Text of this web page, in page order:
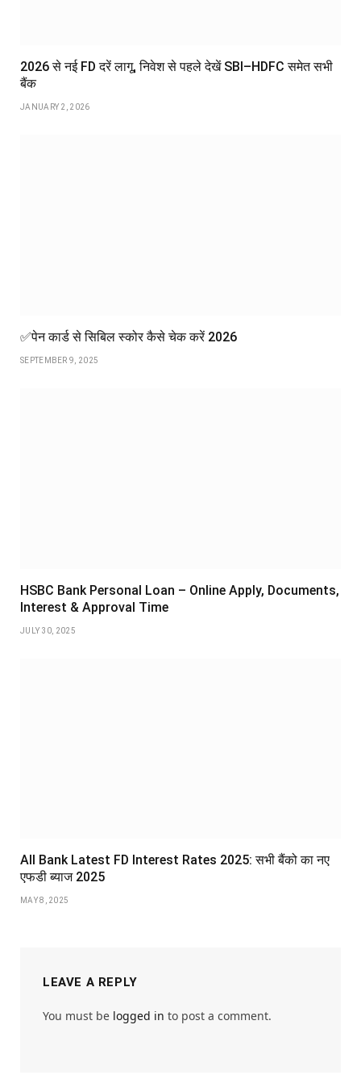
2026 से नई FD दरें लागू, निवेश से पहले देखें SBI–HDFC समेत सभी
बैंक
JANUARY 2, 2026
✅पेन कार्ड से सिबिल स्कोर कैसे चेक करें 2026
SEPTEMBER 9, 2025
HSBC Bank Personal Loan – Online Apply, Documents,
Interest & Approval Time
JULY 30, 2025
All Bank Latest FD Interest Rates 2025: सभी बैंको का नए
एफडी ब्याज 2025
MAY 8, 2025
LEAVE A REPLY
You must be logged in to post a comment.